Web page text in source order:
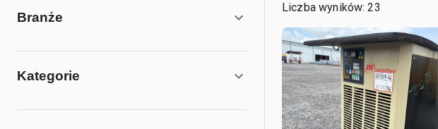
Branże
Kategorie
Liczba wyników: 23